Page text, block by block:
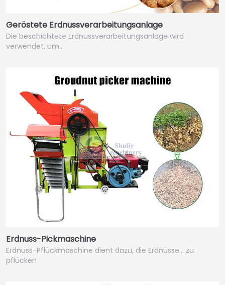
Geröstete Erdnussverarbeitungsanlage
Die beschichtete Erdnussverarbeitungsanlage wird
verwendet, um…
Erdnuss-Pickmaschine
Erdnuss-Pflückmaschine dient dazu, die Erdnüsse… zu
pflücken